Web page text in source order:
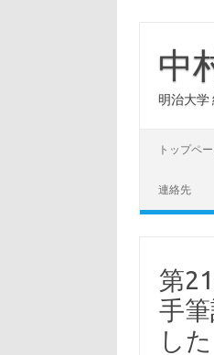
中
明治大学
トップペ
連絡先
第
手
し